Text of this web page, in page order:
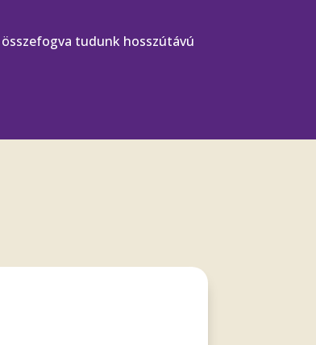
tudunk hosszútávú